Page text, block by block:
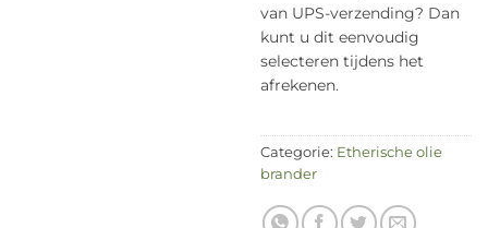
van UPS-verzending? Dan
kunt u dit eenvoudig
selecteren tijdens het
afrekenen.
Categorie: Etherische olie
brander